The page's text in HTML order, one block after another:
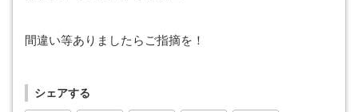
間違い等ありましたらご指摘を！
シェアする